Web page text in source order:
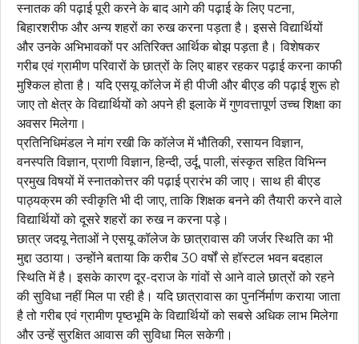
स्नातक की पढ़ाई पूरी करने के बाद आगे की पढ़ाई के लिए पटना,
बिहारशरीफ और अन्य शहरों का रुख करना पड़ता है। इससे विद्यार्थियों
और उनके अभिभावकों पर अतिरिक्त आर्थिक बोझ पड़ता है। विशेषकर
गरीब एवं ग्रामीण परिवारों के छात्रों के लिए बाहर रहकर पढ़ाई करना काफी
मुश्किल होता है। यदि एसयू कॉलेज में ही पीजी और बीएड की पढ़ाई शुरू हो
जाए तो क्षेत्र के विद्यार्थियों को अपने ही इलाके में गुणवत्तापूर्ण उच्च शिक्षा का
अवसर मिलेगा।
प्रतिनिधिमंडल ने मांग रखी कि कॉलेज में भौतिकी, रसायन विज्ञान,
वनस्पति विज्ञान, प्राणी विज्ञान, हिन्दी, उर्दू, पाली, संस्कृत सहित विभिन्न
प्रमुख विषयों में स्नातकोत्तर की पढ़ाई प्रारंभ की जाए। साथ ही बीएड
पाठ्यक्रम की स्वीकृति भी दी जाए, ताकि शिक्षक बनने की तैयारी करने वाले
विद्यार्थियों को दूसरे शहरों का रुख न करना पड़े।
छात्र जदयू नेताओं ने एसयू कॉलेज के छात्रावास की जर्जर स्थिति का भी
मुद्दा उठाया। उन्होंने बताया कि करीब 30 वर्षों से हॉस्टल भवन बदहाल
स्थिति में है। इसके कारण दूर-दराज के गांवों से आने वाले छात्रों को रहने
की सुविधा नहीं मिल पा रही है। यदि छात्रावास का पुनर्निर्माण कराया जाता
है तो गरीब एवं ग्रामीण पृष्ठभूमि के विद्यार्थियों को सबसे अधिक लाभ मिलेगा
और उन्हें सुरक्षित आवास की सुविधा मिल सकेगी।